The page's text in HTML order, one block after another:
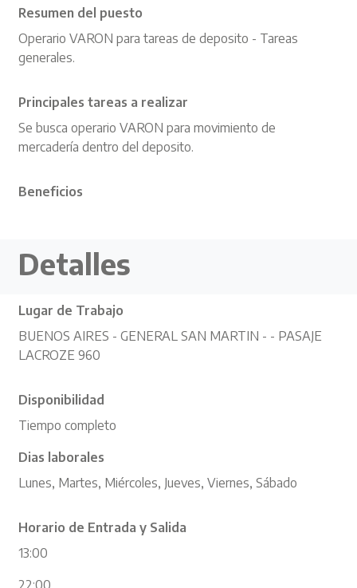
Resumen del puesto
Operario VARON para tareas de deposito - Tareas
generales.
Principales tareas a realizar
Se busca operario VARON para movimiento de
mercadería dentro del deposito.
Beneficios
Detalles
Lugar de Trabajo
BUENOS AIRES - GENERAL SAN MARTIN - - PASAJE
LACROZE 960
Disponibilidad
Tiempo completo
Dias laborales
Lunes, Martes, Miércoles, Jueves, Viernes, Sábado
Horario de Entrada y Salida
13:00
22:00